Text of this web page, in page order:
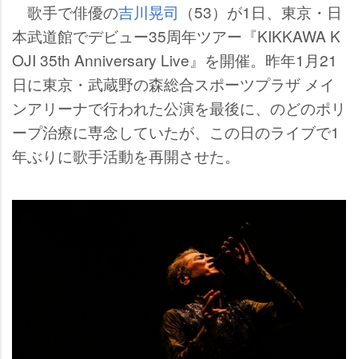
歌手で俳優の吉川晃司 （53）が1日、東京・日
本武道館でデビュー35周年ツアー『KIKKAWA K
OJI 35th Anniversary Live』を開催。昨年1月21
日に東京・武蔵野の森総合スポーツプラザ メイ
ンアリーナで行われた公演を最後に、のどのポリ
ープ治療に専念していたが、この日のライブで1
年ぶりに歌手活動を再開させた。